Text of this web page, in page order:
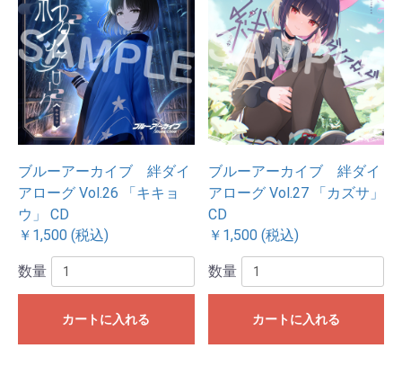
ブルーアーカイブ 絆ダイ
アローグ Vol.26 「キキョ
ウ」 CD
￥1,500 (税込)
数量
カートに入れる
ブルーアーカイブ 絆ダイ
アローグ Vol.27 「カズサ」
CD
￥1,500 (税込)
数量
カートに入れる